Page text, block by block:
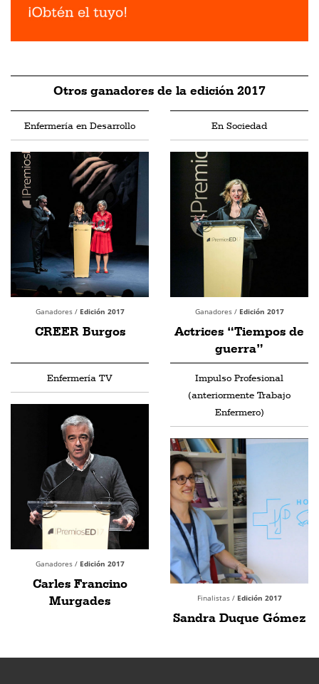
Otros ganadores de la edición 2017
Enfermería en Desarrollo
Ganadores / Edición 2017
CREER Burgos
En Sociedad
Ganadores / Edición 2017
Actrices “Tiempos de
guerra”
Enfermería TV
Ganadores / Edición 2017
Carles Francino
Murgades
Impulso Profesional
(anteriormente Trabajo
Enfermero)
Finalistas / Edición 2017
Sandra Duque Gómez